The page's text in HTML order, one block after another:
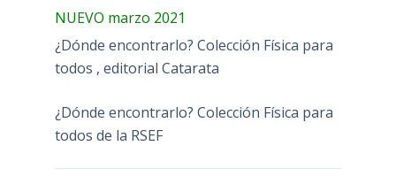
NUEVO marzo 2021
¿Dónde encontrarlo? Colección Física para
todos , editorial Catarata
¿Dónde encontrarlo? Colección Física para
todos de la RSEF